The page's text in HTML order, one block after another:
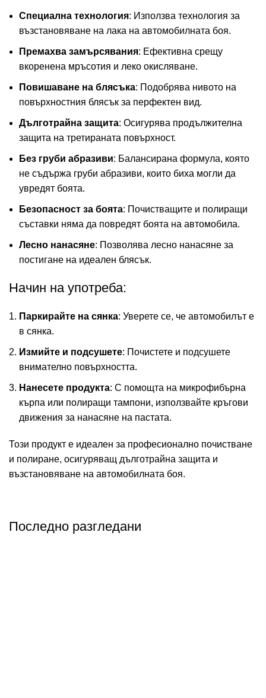
Специална технология: Използва технология за
възстановяване на лака на автомобилната боя.
Премахва замърсявания: Ефективна срещу
вкоренена мръсотия и леко окисляване.
Повишаване на блясъка: Подобрява нивото на
повърхностния блясък за перфектен вид.
Дълготрайна защита: Осигурява продължителна
защита на третираната повърхност.
Без груби абразиви: Балансирана формула, която
не съдържа груби абразиви, които биха могли да
увредят боята.
Безопасност за боята: Почистващите и полиращи
съставки няма да повредят боята на автомобила.
Лесно нанасяне: Позволява лесно нанасяне за
постигане на идеален блясък.
Начин на употреба:
Паркирайте на сянка: Уверете се, че автомобилът е
в сянка.
Измийте и подсушете: Почистете и подсушете
внимателно повърхността.
Нанесете продукта: С помощта на микрофибърна
кърпа или полиращи тампони, използвайте кръгови
движения за нанасяне на пастата.
Този продукт е идеален за професионално почистване
и полиране, осигуряващ дълготрайна защита и
възстановяване на автомобилната боя.
Последно разгледани